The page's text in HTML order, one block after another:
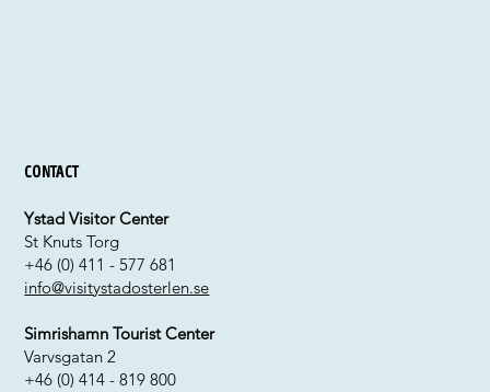
Contact
Ystad Visitor Center
St Knuts Torg
+46 (0) 411 - 577 681
info@visitystadosterlen.se
Simrishamn Tourist Center
Varvsgatan 2
+46 (0) 414 - 819 800